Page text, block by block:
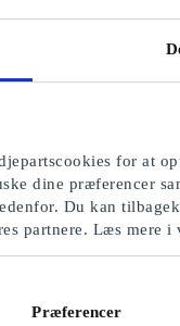
for at
dine præferencer
Du kan
partnere. Læs mere
Præferencer